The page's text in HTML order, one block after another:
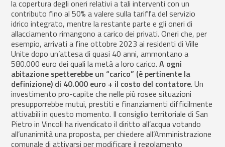
la copertura degli oneri relativi a tali interventi con un
contributo fino al 50% a valere sulla tariffa del servizio
idrico integrato, mentre la restante parte e gli oneri di
allacciamento rimangono a carico dei privati. Oneri che, per
esempio, arrivati a fine ottobre 2023 ai residenti di Ville
Unite dopo un’attesa di quasi 40 anni, ammontano a
580.000 euro dei quali la metà a loro carico.A ogni
abitazione spetterebbe un “carico” (è pertinente la
definizione) di 40.000 euro + il costo del contatore. Un
investimento pro-capite che nelle più rosee situazioni
presupporrebbe mutui, prestiti e finanziamenti difficilmente
attivabili in questo momento. Il consiglio territoriale di San
Pietro in Vincoli ha rivendicato il diritto all’acqua votando
all’unanimità una proposta, per chiedere all’Amministrazione
comunale di attivarsi per modificare il regolamento